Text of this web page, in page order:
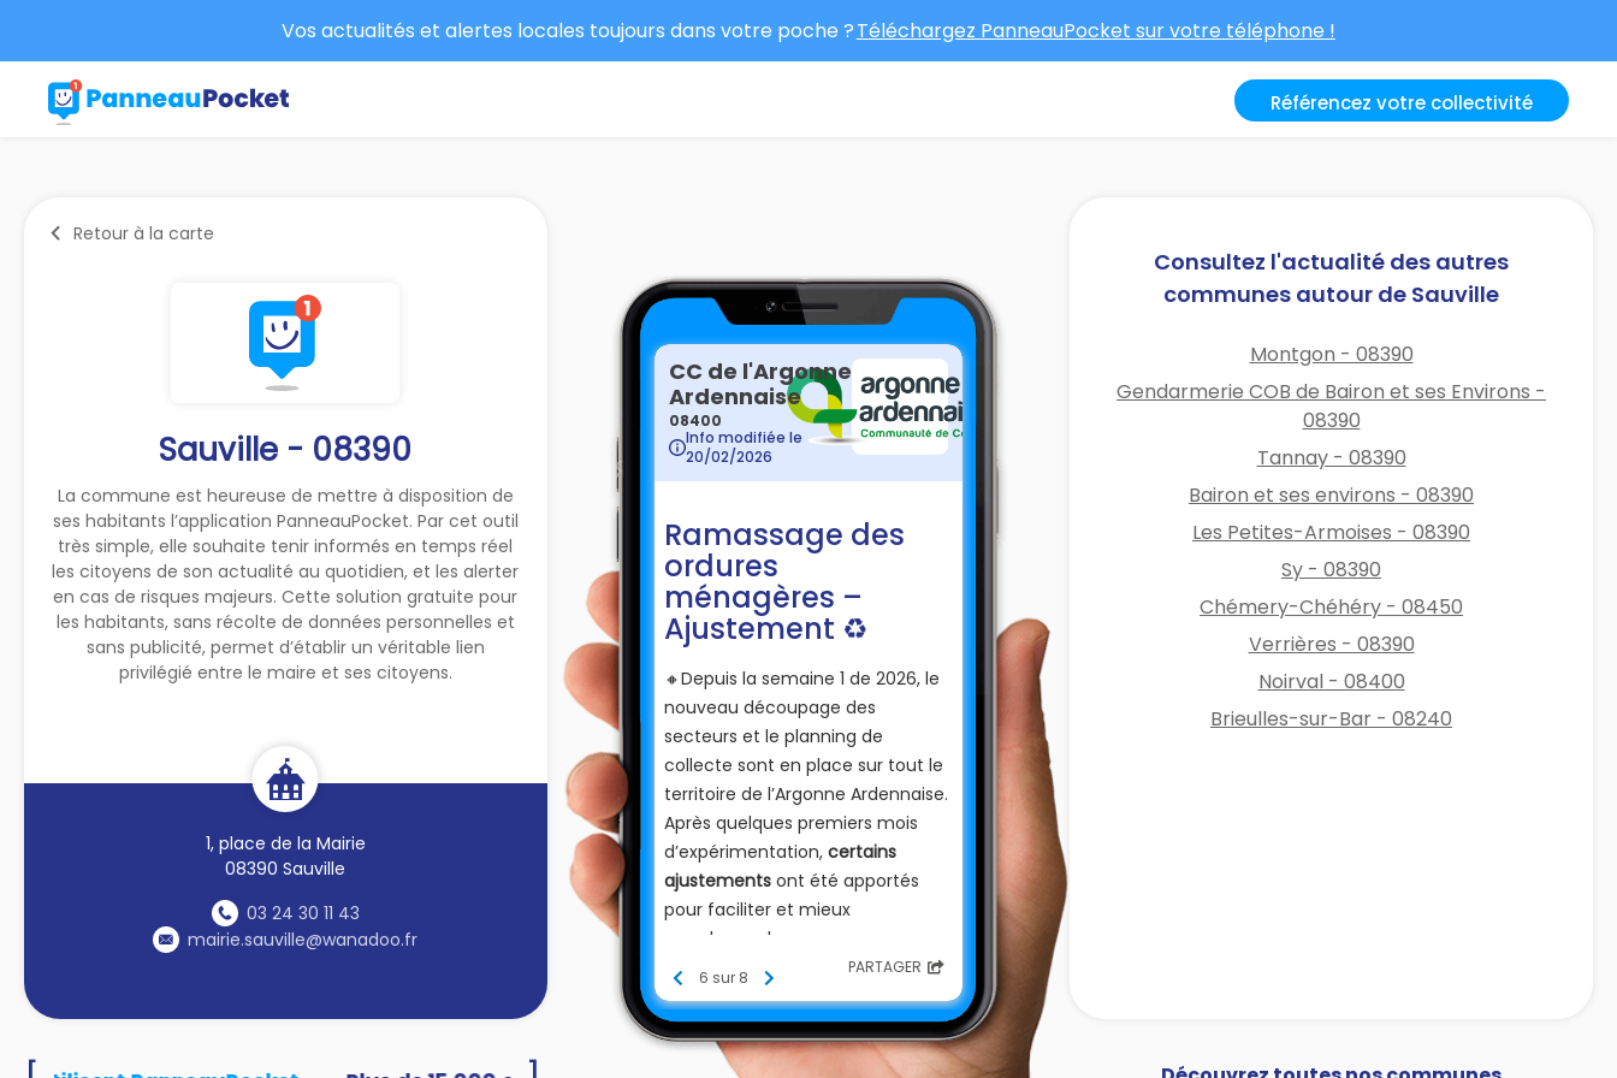
Vos actualités et alertes locales toujours dans votre poche ?Téléchargez PanneauPocket sur votre téléphone !
Référencez votre collectivité
Retour à la carte
Sauville - 08390
La commune est heureuse de mettre à disposition de
ses habitants l’application PanneauPocket. Par cet outil
très simple, elle souhaite tenir informés en temps réel
les citoyens de son actualité au quotidien, et les alerter
en cas de risques majeurs. Cette solution gratuite pour
les habitants, sans récolte de données personnelles et
sans publicité, permet d’établir un véritable lien
privilégié entre le maire et ses citoyens.
1, place de la Mairie
08390 Sauville
03 24 30 11 43
mairie.sauville@wanadoo.fr
CC de l'Argonne
Ardennaise
08400
Info modifiée le
20/02/2026
Ramassage des
ordures
ménagères –
Ajustement ♻️
​🔸​Depuis la semaine 1 de 2026, le
nouveau découpage des
secteurs et le planning de
collecte sont en place sur tout le
territoire de l’Argonne Ardennaise.
Après quelques premiers mois
d’expérimentation, certains
ajustementsont été apportés
pour faciliter et mieux
coordonner le ramassage.
⚠️​ Changements à partir de la
semaine 10 (lundi 2 mars) :
- Saint-Pierremont et Authe:
6 sur 8 PARTAGER
Consultez l'actualité des autres
communes autour de Sauville
Montgon - 08390
Gendarmerie COB de Bairon et ses Environs -
08390
Tannay - 08390
Bairon et ses environs - 08390
Les Petites-Armoises - 08390
Sy - 08390
Chémery-Chéhéry - 08450
Verrières - 08390
Noirval - 08400
Brieulles-sur-Bar - 08240